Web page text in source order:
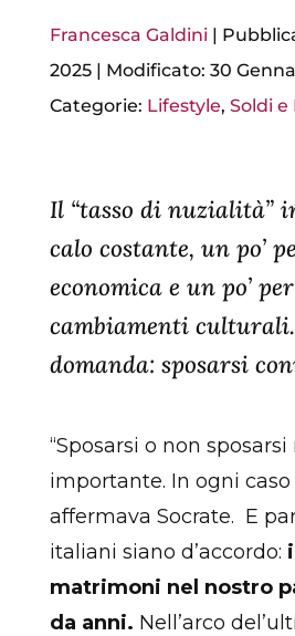
Francesca Galdini|
2025| Modificato: 30
Categorie: Lifestyle, Soldi
Il “tasso di nuzialità”
calo costante, un po’
economica e un po’
cambiamenti
domanda: sposarsi
“Sposarsi o non sposarsi
importante. In ogni caso
affermava Socrate. E
italiani siano d’accordo:
matrimoni nel nostro
da anni. Nell’arco